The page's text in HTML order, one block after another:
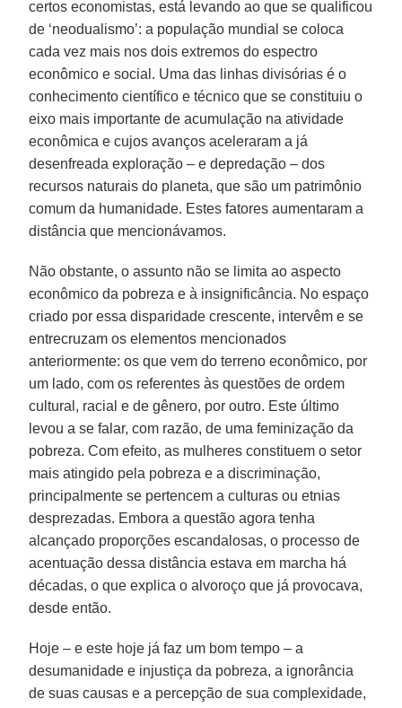
certos economistas, está levando ao que se qualificou
de ‘neodualismo’: a população mundial se coloca
cada vez mais nos dois extremos do espectro
econômico e social. Uma das linhas divisórias é o
conhecimento científico e técnico que se constituiu o
eixo mais importante de acumulação na atividade
econômica e cujos avanços aceleraram a já
desenfreada exploração – e depredação – dos
recursos naturais do planeta, que são um patrimônio
comum da humanidade. Estes fatores aumentaram a
distância que mencionávamos.
Não obstante, o assunto não se limita ao aspecto
econômico da pobreza e à insignificância. No espaço
criado por essa disparidade crescente, intervêm e se
entrecruzam os elementos mencionados
anteriormente: os que vem do terreno econômico, por
um lado, com os referentes às questões de ordem
cultural, racial e de gênero, por outro. Este último
levou a se falar, com razão, de uma feminização da
pobreza. Com efeito, as mulheres constituem o setor
mais atingido pela pobreza e a discriminação,
principalmente se pertencem a culturas ou etnias
desprezadas. Embora a questão agora tenha
alcançado proporções escandalosas, o processo de
acentuação dessa distância estava em marcha há
décadas, o que explica o alvoroço que já provocava,
desde então.
Hoje – e este hoje já faz um bom tempo – a
desumanidade e injustiça da pobreza, a ignorância
de suas causas e a percepção de sua complexidade,